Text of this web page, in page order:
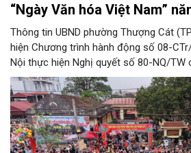
“Ngày Văn hóa Việt Nam”
Thông tin UBND phường Thượng Cát
hiện Chương trình hành động số 08-
Nội thực hiện Nghị quyết số 80-NQ/TW
triển Văn hóa Việt Nam; Kế hoạch của
phường Thượng Cát tổ chức nhiều
11/2026 hưởng ứng “Ngày Văn hóa Việt
địa bàn.